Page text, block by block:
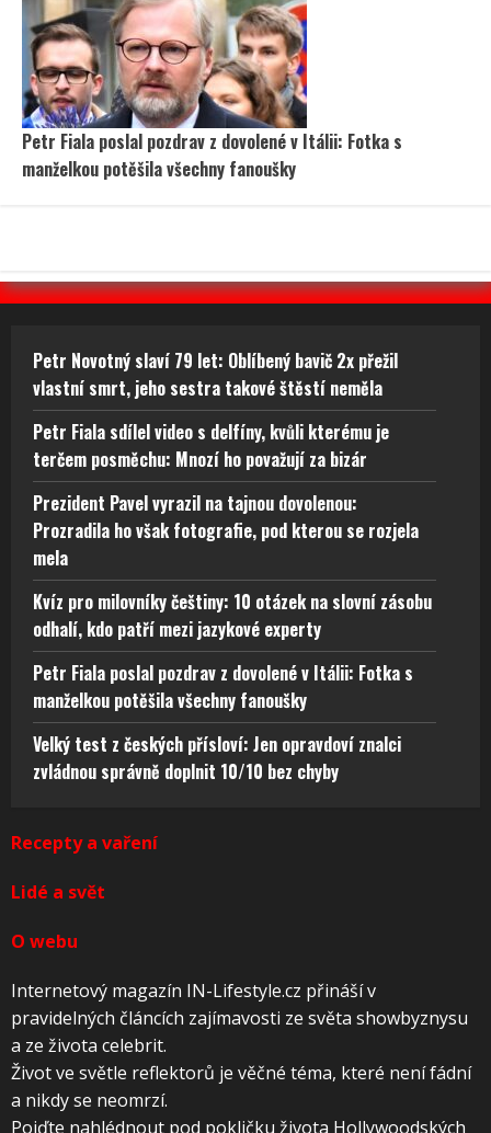
Petr Fiala poslal pozdrav z dovolené v Itálii: Fotka s
manželkou potěšila všechny fanoušky
Petr Novotný slaví 79 let: Oblíbený bavič 2x přežil
vlastní smrt, jeho sestra takové štěstí neměla
Petr Fiala sdílel video s delfíny, kvůli kterému je
terčem posměchu: Mnozí ho považují za bizár
Prezident Pavel vyrazil na tajnou dovolenou:
Prozradila ho však fotografie, pod kterou se rozjela
mela
Kvíz pro milovníky češtiny: 10 otázek na slovní zásobu
odhalí, kdo patří mezi jazykové experty
Petr Fiala poslal pozdrav z dovolené v Itálii: Fotka s
manželkou potěšila všechny fanoušky
Velký test z českých přísloví: Jen opravdoví znalci
zvládnou správně doplnit 10/10 bez chyby
Recepty a vaření
Lidé a svět
O webu
Internetový magazín IN-Lifestyle.cz přináší v
pravidelných článcích zajímavosti ze světa showbyznysu
a ze života celebrit.
Život ve světle reflektorů je věčné téma, které není fádní
a nikdy se neomrzí.
Pojďte nahlédnout pod pokličku života Hollywoodských